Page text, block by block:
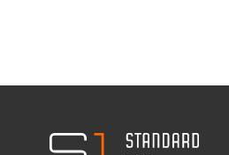
044 499 22 25